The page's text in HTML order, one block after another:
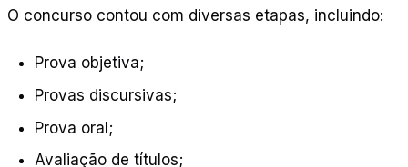
O concurso contou com diversas etapas, incluindo:
Prova objetiva;
Provas discursivas;
Prova oral;
Avaliação de títulos;